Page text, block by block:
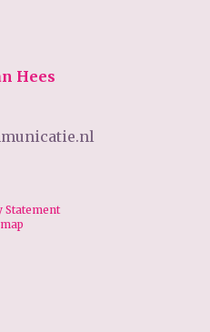
Hees
Statement